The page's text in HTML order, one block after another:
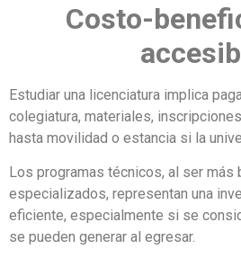
Costo-
Estudiar una licenciatura implica
colegiatura, materiales,
hasta movilidad o estancia si la
Los programas técnicos, al ser más
especializados, representan una
eficiente, especialmente si se
se pueden generar al egresar.